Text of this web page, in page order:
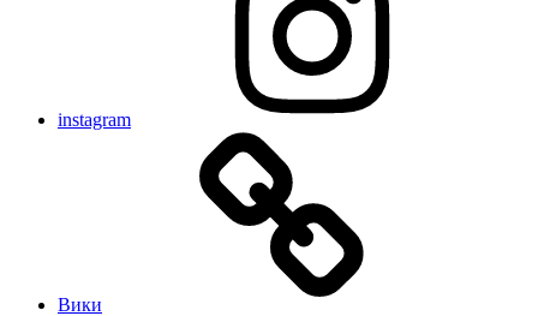
instagram
Вики